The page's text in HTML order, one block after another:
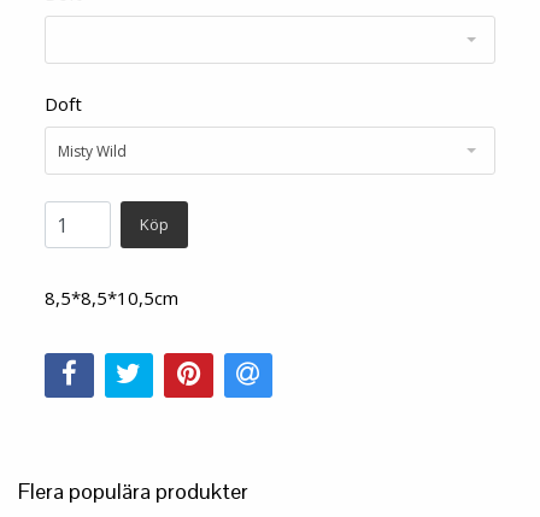
Doft
Misty Wild
Köp
8,5*8,5*10,5cm
Flera populära produkter